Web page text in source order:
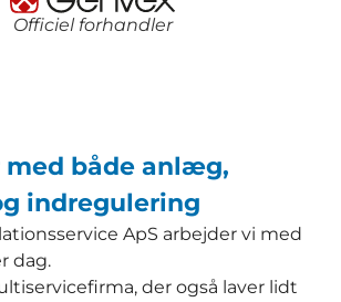
Officiel forhandler
både anlæg,
indregulering
ApS arbejder vi med
dag.
der også laver lidt